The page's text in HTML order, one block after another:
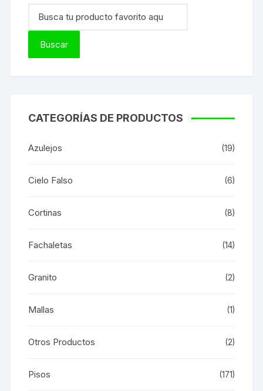
CATEGORÍAS DE PRODUCTOS
Azulejos (19)
Cielo Falso (6)
Cortinas (8)
Fachaletas (14)
Granito (2)
Mallas (1)
Otros Productos (2)
Pisos (171)